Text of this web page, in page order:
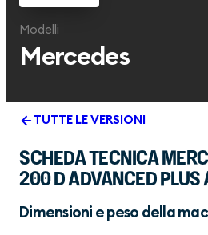
Modelli
Mercedes
TUTTE LE VERSIONI
SCHEDA TECNICA
200 D ADVANCED PLUS
Dimensioni e peso della